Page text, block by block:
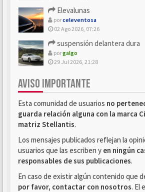
Elevalunas
porceleventosa
02 Ago 2026, 07:26
suspensión delantera dura
porgalgo
29 Jul 2026, 21:28
AVISO IMPORTANTE
Esta comunidad de usuarios no
guarda relación alguna con la marca
matriz Stellantis.
Los mensajes publicados reflejan la
usuarios que las escriben y en ningún
responsables de sus publicaciones.
En caso de existir algún contenido que
por favor, contactar con nosotros. El